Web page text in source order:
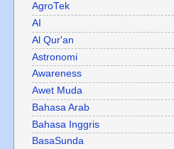
AgroTek
AI
Al Qur'an
Astronomi
Awareness
Awet Muda
Bahasa Arab
Bahasa Inggris
BasaSunda